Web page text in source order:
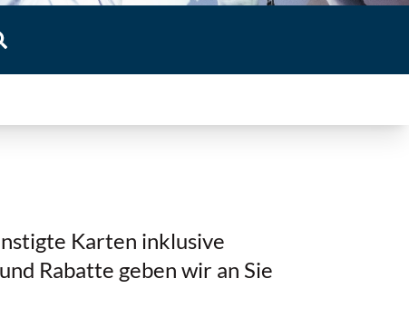
Karten inklusive
Rabatte geben wir an Sie